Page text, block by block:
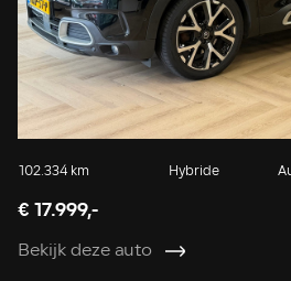
102.334 km Hybride
€ 17.999,-
Bekijk deze auto